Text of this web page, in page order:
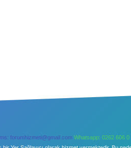
forumhizmeti@gmail.com Whatsapp: 0262 606 0